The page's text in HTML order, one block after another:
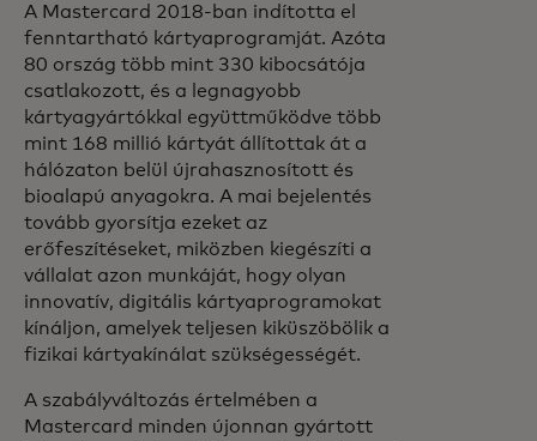
A Mastercard 2018-ban indította el
fenntartható kártyaprogramját. Azóta
80 ország több mint 330 kibocsátója
csatlakozott, és a legnagyobb
kártyagyártókkal együttműködve több
mint 168 millió kártyát állítottak át a
hálózaton belül újrahasznosított és
bioalapú anyagokra. A mai bejelentés
tovább gyorsítja ezeket az
erőfeszítéseket, miközben kiegészíti a
vállalat azon munkáját, hogy olyan
innovatív, digitális kártyaprogramokat
kínáljon, amelyek teljesen kiküszöbölik a
fizikai kártyakínálat szükségességét.
A szabályváltozás értelmében a
Mastercard minden újonnan gyártott